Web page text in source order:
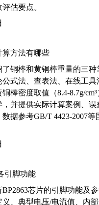
估要点。
算方法有哪些
了铜棒和黄铜棒重量的三种
式法、查表法、在线工具
棒密度取值（8.4-8.7g/
，并提供实际计算案例、误
据参考GB/T 4423-2007等
引脚功能
芯片的引脚功能及参
义、典型电压/电流值、内